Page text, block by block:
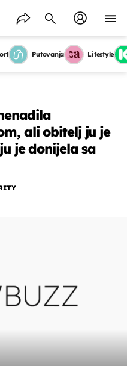
Putovanja Lifestyle
ali obitelj ju je
je donijela sa